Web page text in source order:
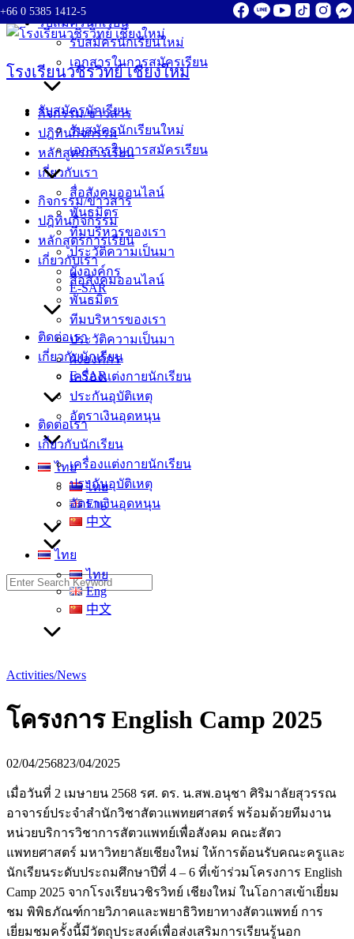
Skip
to
+66 0 5385 1412-5
โรงเรียนวชิรวิทย์ เชียงใหม่
รับสมัครนักเรียน
รับสมัครนักเรียนใหม่
เอกสารในการสมัครเรียน
กิจกรรม/ข่าวสาร
ปฎิทินกิจกรรม
หลักสูตรการเรียน
เกี่ยวกับเรา
สื่อสังคมออนไลน์
พันธมิตร
ทีมบริหารของเรา
ประวัติความเป็นมา
ผังองค์กร
E-SAR
ติดต่อเรา
เกี่ยวกับนักเรียน
เครื่องแต่งกายนักเรียน
ประกันอุบัติเหตุ
อัตราเงินอุดหนุน
ไทย
ไทย
Eng
中文
รับสมัครนักเรียน
รับสมัครนักเรียนใหม่
เอกสารในการสมัครเรียน
กิจกรรม/ข่าวสาร
ปฎิทินกิจกรรม
หลักสูตรการเรียน
เกี่ยวกับเรา
สื่อสังคมออนไลน์
พันธมิตร
ทีมบริหารของเรา
ประวัติความเป็นมา
ผังองค์กร
E-SAR
ติดต่อเรา
เกี่ยวกับนักเรียน
เครื่องแต่งกายนักเรียน
ประกันอุบัติเหตุ
อัตราเงินอุดหนุน
ไทย
ไทย
Eng
中文
Search
for:
Activities/News
โครงการ English Camp 2025
02/04/256823/04/2025
เมื่อวันที่ 2 เมษายน 2568 รศ. ดร. น.สพ.อนุชา ศิริมาลัยสุวรรณ
อาจารย์ประจำสำนักวิชาสัตวแพทยศาสตร์ พร้อมด้วยทีมงาน
หน่วยบริการวิชาการสัตวแพทย์เพื่อสังคม คณะสัตว
แพทยศาสตร์ มหาวิทยาลัยเชียงใหม่ ให้การต้อนรับคณะครูและ
นักเรียนระดับประถมศึกษาปีที่ 4 – 6 ที่เข้าร่วมโครงการ English
Camp 2025 จากโรงเรียนวชิรวิทย์ เชียงใหม่ ในโอกาสเข้าเยี่ยม
ชม พิพิธภัณฑ์กายวิภาคและพยาธิวิทยาทางสัตวแพทย์ การ
เยี่ยมชมครั้งนี้มีวัตถุประสงค์เพื่อส่งเสริมการเรียนรู้นอก